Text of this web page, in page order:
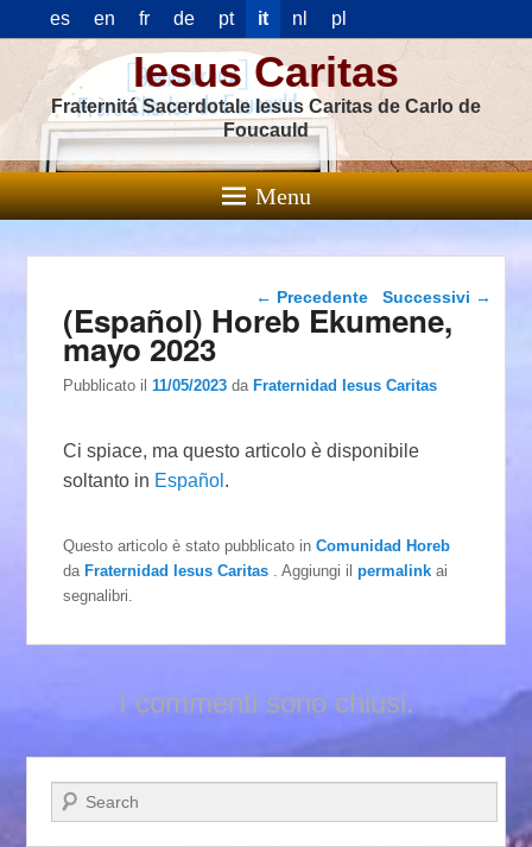
es en fr de pt it nl pl
Iesus Caritas
Fraternitá Sacerdotale Iesus Caritas de Carlo de
Foucauld
Menu
Navigazione articolo
← Precedente Successivi →
(Español) Horeb Ekumene,
mayo 2023
Pubblicato il11/05/2023 daFraternidad Iesus Caritas
Ci spiace, ma questo articolo è disponibile
soltanto in Español .
Questo articolo è stato pubblicato inComunidad Horeb
daFraternidad Iesus Caritas . Aggiungi ilpermalink ai
segnalibri.
I commenti sono chiusi.
Cerca